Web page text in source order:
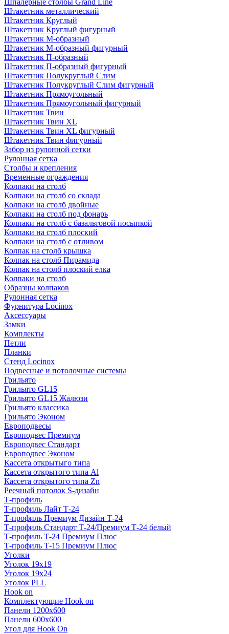
Шпалерные столбы Grand Line
Штакетник металлический
Штакетник Круглый
Штакетник Круглый фигурный
Штакетник М-образный
Штакетник М-образный фигурный
Штакетник П-образный
Штакетник П-образный фигурный
Штакетник Полукруглый Слим
Штакетник Полукруглый Слим фигурный
Штакетник Прямоугольный
Штакетник Прямоугольный фигурный
Штакетник Твин
Штакетник Твин XL
Штакетник Твин XL фигурный
Штакетник Твин фигурный
Забор из рулонной сетки
Рулонная сетка
Столбы и крепления
Временные ограждения
Колпаки на столб
Колпаки на столб со склада
Колпаки на столб двoйные
Колпаки на столб под фонарь
Колпаки на столб с базальтовой посыпкой
Колпаки на столб плоский
Колпаки на столб с отливом
Колпак на столб крышка
Колпак на столб Пирамида
Колпак на столб плоский елка
Колпаки на столб
Образцы колпаков
Рулонная сетка
Фурнитура Locinox
Аксессуары
Замки
Комплекты
Петли
Планки
Стенд Locinox
Подвесные и потолочные системы
Грильято
Грильято GL15
Грильято GL15 Жалюзи
Грильято классика
Грильято Эконом
Европодвесы
Европодвес Премиум
Европодвес Стандарт
Европодвес Эконом
Кассета открытыго типа
Кассета открытого типа Al
Кассета открытого типа Zn
Реечный потолок S-дизайн
Т-профиль
Т-профиль Лайт Т-24
Т-профиль Премиум Дизайн Т-24
Т-профиль Стандарт Т-24/Премиум Т-24 белый
Т-профиль Т-24 Премиум Плюс
Т-профиль Т-15 Премиум Плюс
Уголки
Уголок 19х19
Уголок 19х24
Уголок PLL
Hook on
Комплектующие Hook on
Панели 1200х600
Панели 600х600
Угол для Hook On